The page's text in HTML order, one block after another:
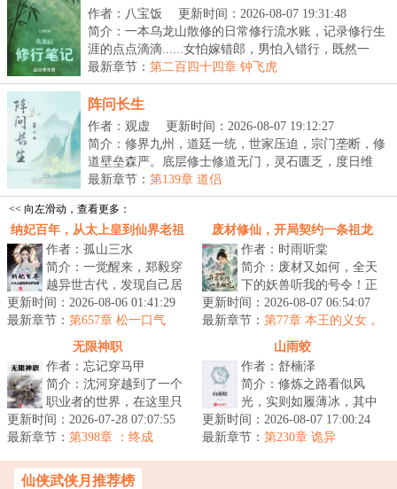
作者：八宝饭
更新时间：2026-08-07 19:31:48
简介：一本乌龙山散修的日常修行流水账，记录修行生
涯的点点滴滴......女怕嫁错郎，男怕入错行，既然一
开...
最新章节： 第二百四十四章 钟飞虎
阵问长生
作者：观虚
更新时间：2026-08-07 19:12:27
简介：修界九州，道廷一统，世家压迫，宗门垄断，修
道壁垒森严。底层修士修道无门，灵石匮乏，度日维
艰。...
最新章节： 第139章 道侣
<< 向左滑动，查看更多：
纳妃百年，从太上皇到仙界老祖
作者：孤山三水
简介：一觉醒来，郑毅穿
越异世古代，发现自己居
然成了开国皇帝。还没等
他反应过来，就有皇子谋
反成功，弑...
更新时间：2026-08-06 01:41:29
最新章节： 第657章 松一口气
废材修仙，开局契约一条祖龙
作者：时雨听棠
简介：废材又如何，全天
下的妖兽听我的号令！正
统修仙，升级流，女强爽
文，萌宠，萌宝，无CP，
多男配（人...
更新时间：2026-08-07 06:54:07
最新章节： 第77章 本王的义女，
也是你能呵斥的？
无限神职
作者：忘记穿马甲
简介：沈河穿越到了一个
职业者的世界，在这里只
要持之以恒的做某件事
情，就可以生成相关的职
更新时间：2026-07-28 07:07:55
最新章节： 第398章 ：终成
山雨蛟
作者：舒楠泽
简介：修炼之路看似风
光，实则如履薄冰，其中
的苦只有自己知道。一条
出身寒微的黑蛇，无依无
更新时间：2026-08-07 17:00:24
最新章节： 第230章 诡异
仙侠武侠月推荐榜